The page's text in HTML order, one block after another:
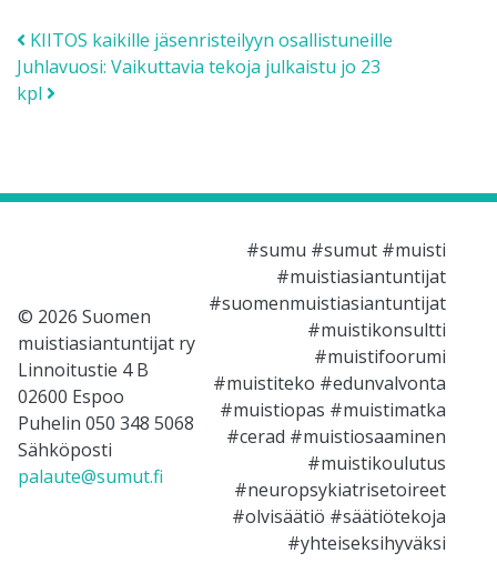
Post navigation
KIITOS kaikille jäsenristeilyyn osallistuneille
Juhlavuosi: Vaikuttavia tekoja julkaistu jo 23
kpl
© 2026 Suomen
muistiasiantuntijat ry
Linnoitustie 4 B
02600 Espoo
Puhelin 050 348 5068
Sähköposti
palaute@sumut.fi
#sumu #sumut #muisti
#muistiasiantuntijat
#suomenmuistiasiantuntijat
#muistikonsultti
#muistifoorumi
#muistiteko #edunvalvonta
#muistiopas #muistimatka
#cerad #muistiosaaminen
#muistikoulutus
#neuropsykiatrisetoireet
#olvisäätiö #säätiötekoja
#yhteiseksihyväksi